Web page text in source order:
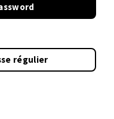
régulier